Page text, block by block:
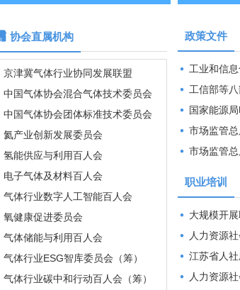
协会直属机构
京津冀气体行业协同发展联盟
中国气体协会混合气体技术委员会
中国气体协会团体标准技术委员会
氦产业创新发展委员会
氢能供应与利用百人会
电子气体及材料百人会
气体行业数字人工智能百人会
氧健康促进委员会
气体储能与利用百人会
气体行业ESG智库委员会（筹）
气体行业碳中和行动百人会（筹）
新疆鼎圣能源科技有限公司
浙江金象科技有限公司
重庆瑞信气体有限公司
山西兴业投资控股集团有限公司 气体分公司
湖南蓝旗格气体有限公司
陕西燃气集团有限公司
上海甲佳智能科技有限公司
中工数字科技（苏州）有限公司
杭州中泰深冷技术股份有限公司
中科富海科技股份有限公司
洛阳建龙微纳新材料股份有限公司
成都新炬化工有限公司
湖北和远气体股份有限公司
政策文件
工业和信息化部等七部门办公厅（办
工信部等八部门部署开
国家能源局印发《鄂尔多斯
市场监管总局关于实施《
市场监管总局关于实施
职业培训
大规模开展职业技能培训 为高质量发展
人力资源社会保障部办公厅关于
江苏省人社厅
人力资源社会保